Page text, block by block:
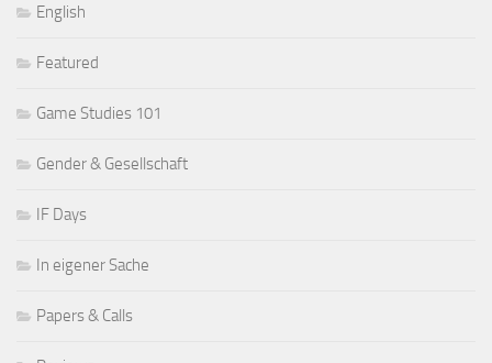
English
Featured
Game Studies 101
Gender & Gesellschaft
IF Days
In eigener Sache
Papers & Calls